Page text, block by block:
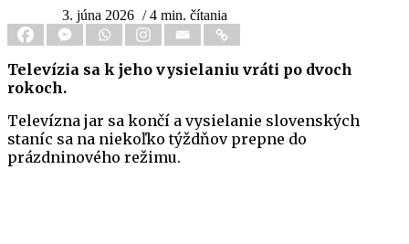
3. júna 2026 / 4 min. čítania
Televízia sa k jeho vysielaniu vráti po dvoch
rokoch.
Televízna jar sa končí a vysielanie slovenských
staníc sa na niekoľko týždňov prepne do
prázdninového režimu.